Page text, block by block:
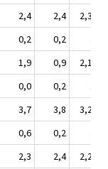
2,4 2,4
2,3
0,2 0,2
1,9 0,9
2,1
0,0 0,2
3,7 3,8
3,2
0,6 0,2
2,3 2,4 2,2